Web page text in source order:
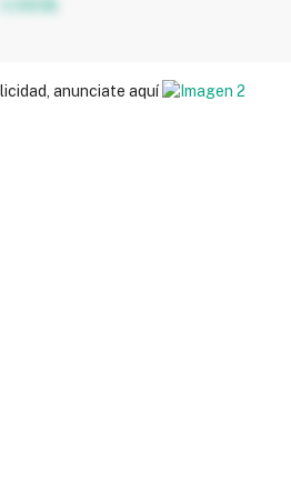
anunciate aquí